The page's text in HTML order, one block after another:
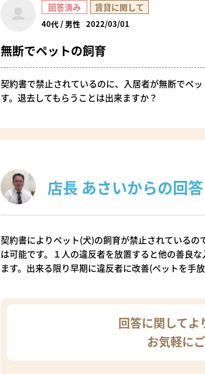
回答済み 賃貸に関して
40代 / 男性 2022/03/01
無断でペットの飼育
契約書で禁止されているのに、入居者が無断でペ
す。退去してもらうことは出来ますか？
店長 あさいからの回答
契約書によりペット(犬)の飼育が禁止されている
は可能です。１人の違反者を放置すると他の善良
ます。出来る限り早期に違反者に改善(ペットを手
回答に関して
お気軽に